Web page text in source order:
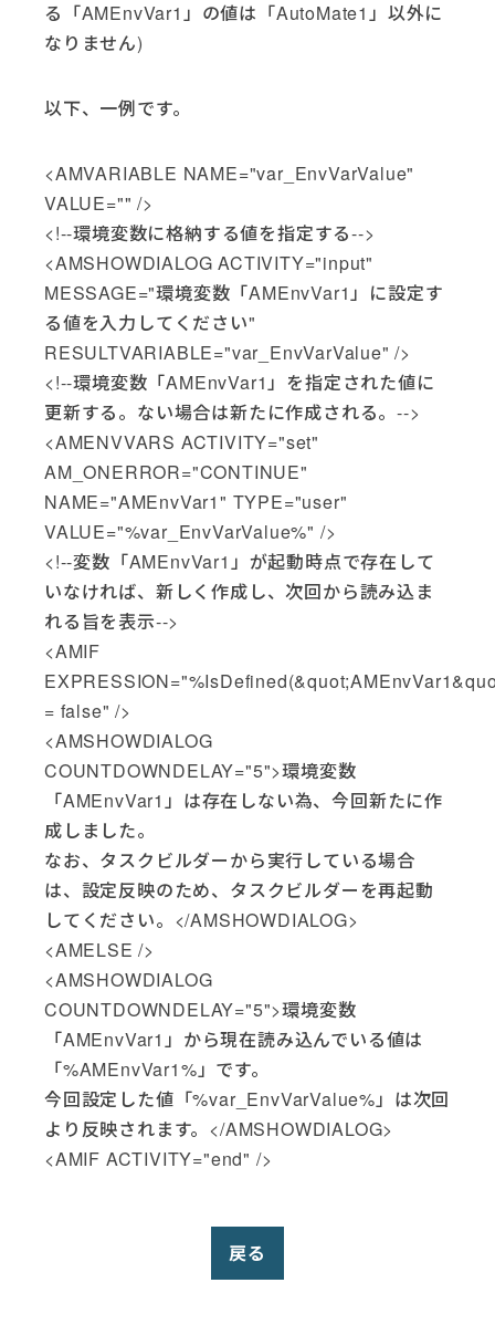
る「AMEnvVar1」の値は「AutoMate1」以外に
なりません)
以下、一例です。
<AMVARIABLE NAME="var_EnvVarValue"
VALUE="" />
<!--環境変数に格納する値を指定する-->
<AMSHOWDIALOG ACTIVITY="input"
MESSAGE="環境変数「AMEnvVar1」に設定す
る値を入力してください"
RESULTVARIABLE="var_EnvVarValue" />
<!--環境変数「AMEnvVar1」を指定された値に
更新する。ない場合は新たに作成される。-->
<AMENVVARS ACTIVITY="set"
AM_ONERROR="CONTINUE"
NAME="AMEnvVar1" TYPE="user"
VALUE="%var_EnvVarValue%" />
<!--変数「AMEnvVar1」が起動時点で存在して
いなければ、新しく作成し、次回から読み込ま
れる旨を表示-->
<AMIF
= false" />
<AMSHOWDIALOG
COUNTDOWNDELAY="5">環境変数
「AMEnvVar1」は存在しない為、今回新たに作
成しました。
なお、タスクビルダーから実行している場合
は、設定反映のため、タスクビルダーを再起動
してください。</AMSHOWDIALOG>
<AMELSE />
<AMSHOWDIALOG
COUNTDOWNDELAY="5">環境変数
「AMEnvVar1」から現在読み込んでいる値は
「%AMEnvVar1%」です。
今回設定した値「%var_EnvVarValue%」は次回
より反映されます。</AMSHOWDIALOG>
<AMIF ACTIVITY="end" />
戻る